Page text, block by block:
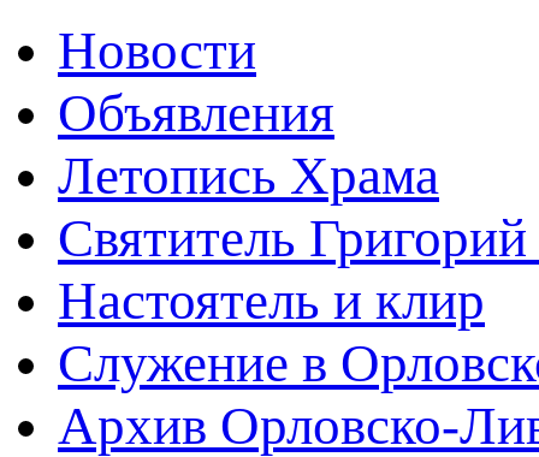
Новости
Объявления
Летопись Храма
Святитель
Настоятель и клир
Служение в
Архив Орловско-